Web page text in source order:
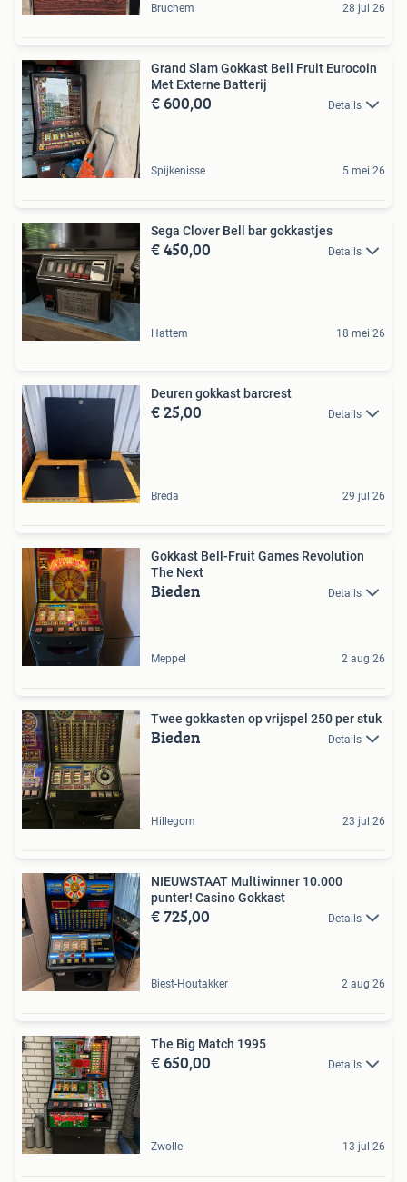
Bruchem 28 jul 26
Grand Slam Gokkast Bell Fruit Eurocoin
Met Externe Batterij
€ 600,00 Details
Spijkenisse 5 mei 26
Sega Clover Bell bar gokkastjes
€ 450,00 Details
Hattem 18 mei 26
Deuren gokkast barcrest
€ 25,00 Details
Breda 29 jul 26
Gokkast Bell-Fruit Games Revolution
The Next
Bieden Details
Meppel 2 aug 26
Twee gokkasten op vrijspel 250 per stuk
Bieden Details
Hillegom 23 jul 26
NIEUWSTAAT Multiwinner 10.000
punter! Casino Gokkast
€ 725,00 Details
Biest-Houtakker 2 aug 26
The Big Match 1995
€ 650,00 Details
Zwolle 13 jul 26